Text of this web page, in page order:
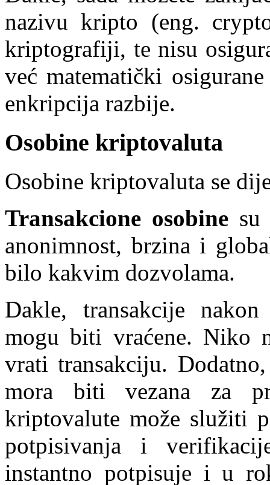
nazivu kripto (eng.
kriptografiji, te nisu
već matematički
enkripcija razbije.
Osobine kriptovaluta
Osobine kriptovaluta se
Transakcione osobinesu
anonimnost, brzina i
bilo kakvim dozvolama.
Dakle, transakcije
mogu biti vraćene. Niko
vrati transakciju.
mora biti vezana za
kriptovalute može služiti
potpisivanja i
instantno potpisuje i u